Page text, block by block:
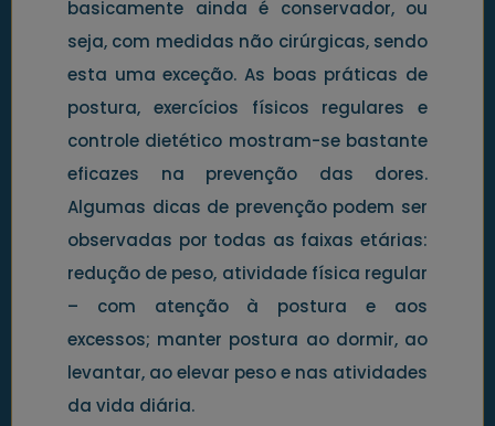
basicamente ainda é conservador, ou
seja, com medidas não cirúrgicas, sendo
esta uma exceção. As boas práticas de
postura, exercícios físicos regulares e
controle dietético mostram-se bastante
eficazes na prevenção das dores.
Algumas dicas de prevenção podem ser
observadas por todas as faixas etárias:
redução de peso, atividade física regular
– com atenção à postura e aos
excessos; manter postura ao dormir, ao
levantar, ao elevar peso e nas atividades
da vida diária.